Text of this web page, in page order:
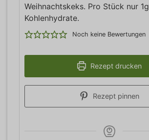
Weihnachtskeks. Pro Stück nur 1g
Kohlenhydrate.
Noch keine Bewertungen
Rezept drucken
Rezept pinnen